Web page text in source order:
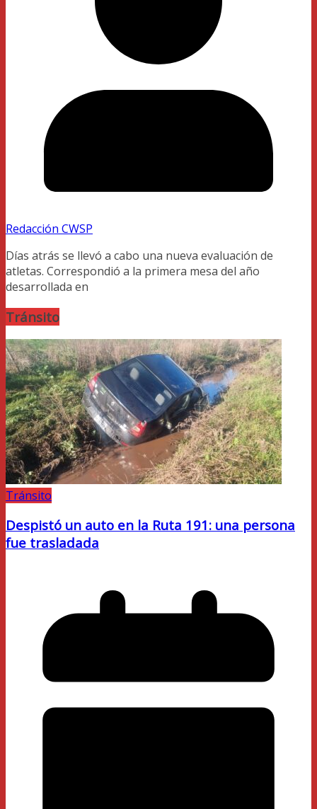
Redacción CWSP
Días atrás se llevó a cabo una nueva evaluación de
atletas. Correspondió a la primera mesa del año
desarrollada en
Tránsito
Tránsito
Despistó un auto en la Ruta 191: una persona
fue trasladada